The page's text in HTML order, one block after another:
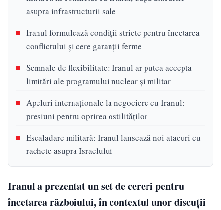
asupra infrastructurii sale
Iranul formulează condiții stricte pentru încetarea
conflictului și cere garanții ferme
Semnale de flexibilitate: Iranul ar putea accepta
limitări ale programului nuclear și militar
Apeluri internaționale la negociere cu Iranul:
presiuni pentru oprirea ostilităților
Escaladare militară: Iranul lansează noi atacuri cu
rachete asupra Israelului
Iranul a prezentat un set de cereri pentru
încetarea războiului, în contextul unor discuții